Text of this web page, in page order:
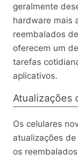
geralmente
hardware mais
reembalados
oferecem um
tarefas
aplicativos.
Atualizações
Os celulares
atualizações
os